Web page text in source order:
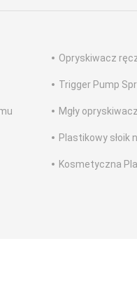
Opryskiwacz
Trigger Pump
Mgły
Plastikowy słoik
Kosmetyczna